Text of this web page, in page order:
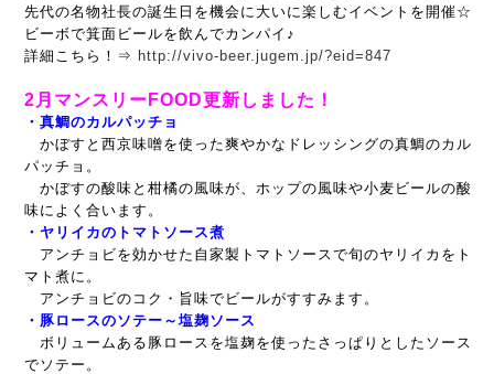
先代の名物社長の誕生日を機会に大いに楽しむイベントを開催☆
ビーボで箕面ビールを飲んでカンパイ♪
詳細こちら！⇒ http://vivo-beer.jugem.jp/?eid=847
2月マンスリーFOOD更新しました！
・真鯛のカルパッチョ
かぼすと西京味噌を使った爽やかなドレッシングの真鯛のカル
パッチョ。
かぼすの酸味と柑橘の風味が、ホップの風味や小麦ビールの酸
味によく合います。
・ヤリイカのトマトソース煮
アンチョビを効かせた自家製トマトソースで旬のヤリイカをト
マト煮に。
アンチョビのコク・旨味でビールがすすみます。
・豚ロースのソテー～塩麹ソース
ボリュームある豚ロースを塩麹を使ったさっぱりとしたソース
でソテー。